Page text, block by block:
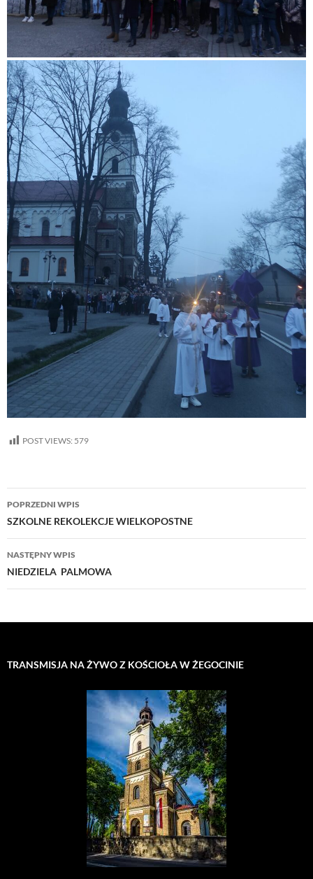
POST VIEWS: 579
Nawigacja
wpisu
POPRZEDNI WPIS
SZKOLNE REKOLEKCJE WIELKOPOSTNE
NASTĘPNY WPIS
NIEDZIELA PALMOWA
TRANSMISJA NA ŻYWO Z KOŚCIOŁA W ŻEGOCINIE